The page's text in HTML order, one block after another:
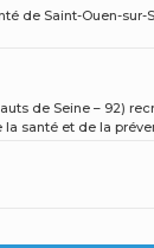
de Saint-Ouen-sur-
de Seine – 92)
santé et de la